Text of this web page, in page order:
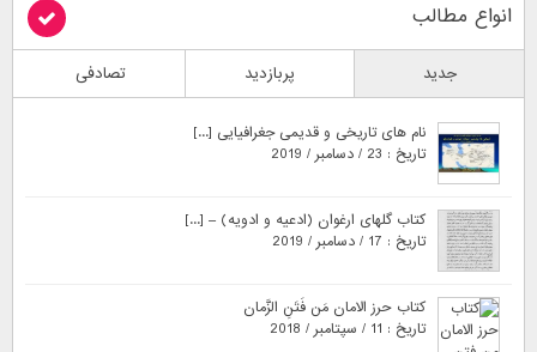
انواع مطالب
جدید پربازدید تصادفی
نام های تاریخی و قدیمی جغرافیایی [...]
تاریخ : 23 / دسامبر / 2019
کتاب گلهای ارغوان (ادعیه و ادویه) – [...]
تاریخ : 17 / دسامبر / 2019
کتاب حرز الامان مَن فَتَنِ الزَّمان
تاریخ : 11 / سپتامبر / 2018